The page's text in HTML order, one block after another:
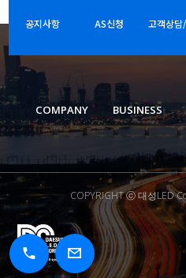
공지사항 AS신청 고객상담
COMPANY BUSINESS
COPYRIGHT ⓒ 대성LED